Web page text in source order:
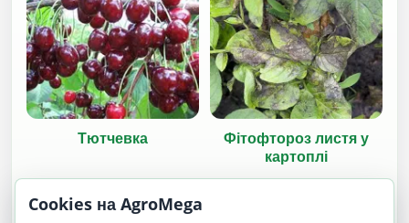
Тютчевка
Фітофтороз листя у
картоплі
Cookies на AgroMega